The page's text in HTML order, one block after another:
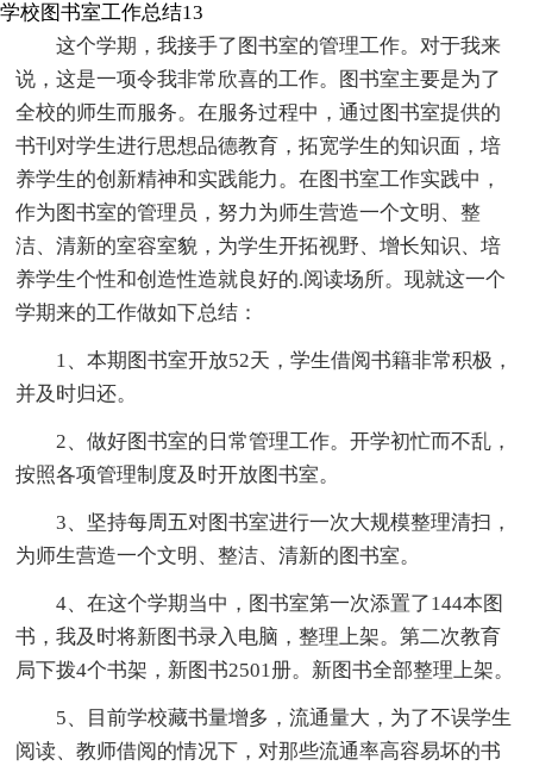
学校图书室工作总结13
这个学期，我接手了图书室的管理工作。对于我来
说，这是一项令我非常欣喜的工作。图书室主要是为了
全校的师生而服务。在服务过程中，通过图书室提供的
书刊对学生进行思想品德教育，拓宽学生的知识面，培
养学生的创新精神和实践能力。在图书室工作实践中，
作为图书室的管理员，努力为师生营造一个文明、整
洁、清新的室容室貌，为学生开拓视野、增长知识、培
养学生个性和创造性造就良好的.阅读场所。现就这一个
学期来的工作做如下总结：
1、本期图书室开放52天，学生借阅书籍非常积极，
并及时归还。
2、做好图书室的日常管理工作。开学初忙而不乱，
按照各项管理制度及时开放图书室。
3、坚持每周五对图书室进行一次大规模整理清扫，
为师生营造一个文明、整洁、清新的图书室。
4、在这个学期当中，图书室第一次添置了144本图
书，我及时将新图书录入电脑，整理上架。第二次教育
局下拨4个书架，新图书2501册。新图书全部整理上架。
5、目前学校藏书量增多，流通量大，为了不误学生
阅读、教师借阅的情况下，对那些流通率高容易坏的书